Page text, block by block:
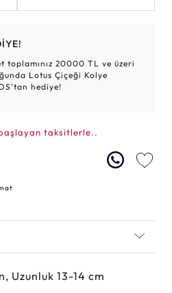
toplamınız 20000 TL ve üzeri
Lotus Çiçeği Kolye
hediye!
taksitlerle..
Uzunluk 13-14 cm